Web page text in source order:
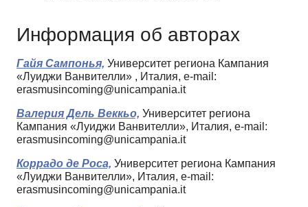
Информация об авторах
Гайя Сампонья, Университет региона Кампания
«Луиджи Ванвителли» , Италия, e-mail:
erasmusincoming@unicampania.it
Валерия Дель Веккьо, Университет региона
Кампания «Луиджи Ванвителли», Италия, e-mail:
erasmusincoming@unicampania.it
Коррадо де Роса, Университет региона Кампания
«Луиджи Ванвителли», Италия, e-mail:
erasmusincoming@unicampania.it